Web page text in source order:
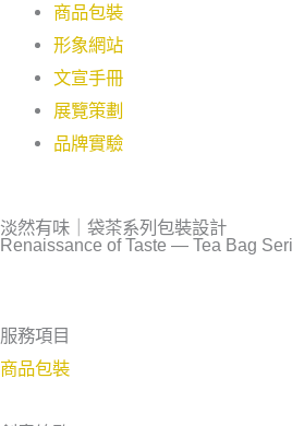
商品包裝
形象網站
文宣手冊
展覽策劃
品牌實驗
淡然有味｜袋茶系列包裝設計
Renaissance of Taste — Tea Bag
服務項目
商品包裝